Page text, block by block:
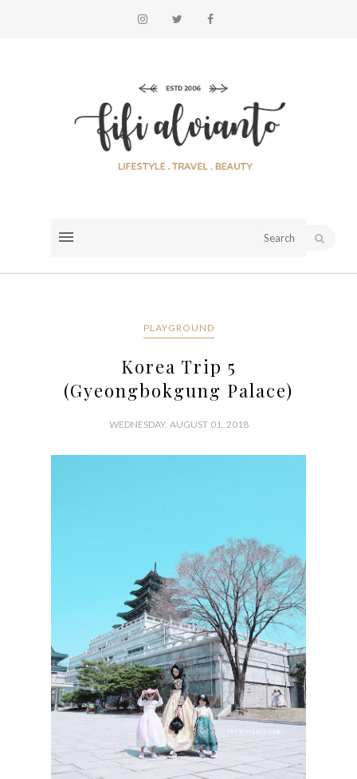
PLAYGROUND
Korea Trip 5
(Gyeongbokgung Palace)
WEDNESDAY, AUGUST 01, 2018